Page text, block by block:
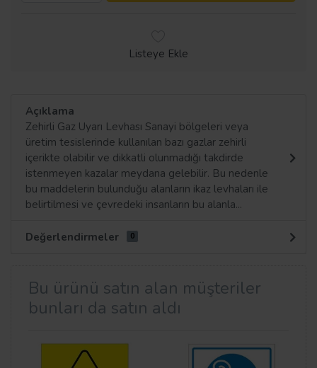
Listeye Ekle
Açıklama
Zehirli Gaz Uyarı Levhası Sanayi bölgeleri veya
üretim tesislerinde kullanılan bazı gazlar zehirli
içerikte olabilir ve dikkatli olunmadığı takdirde
istenmeyen kazalar meydana gelebilir. Bu nedenle
bu maddelerin bulunduğu alanların ikaz levhaları ile
belirtilmesi ve çevredeki insanların bu alanla...
Değerlendirmeler 0
Bu ürünü satın alan müşteriler
bunları da satın aldı